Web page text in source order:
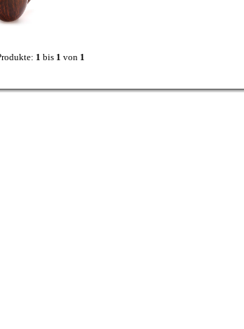
1 bis 1 von 1